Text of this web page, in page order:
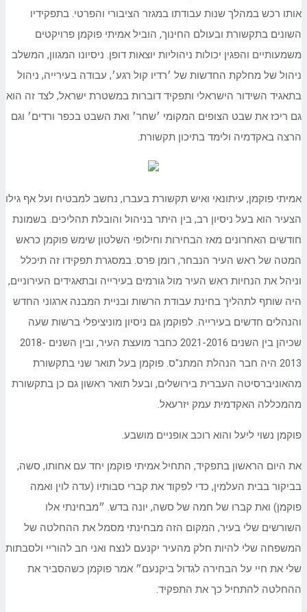
אותו רכש במהלך שנות עבודתו במגזר הציבורי והפרטי. בתפקידיו
השונים בתקשורת ובעולם החינוך, הוביל אמיתי פוקמן פרויקטים
משמעותיים והפגין יכולות ניהוליות יוצאות דופן. ניסיונו המגוון, המשלב
ניהול של מחלקת החדשות של ׳רדיו קול רגע׳, עבודה בעירייה, ניהול
בתאגיד השידור הישראלי ותפקיד דוברות במשטרת ישראל, לצד זה הוא
גם ריכז את שבט הצופים המקומי ׳שחר׳ ואת השבט בכפר ורדים׳ וגם
הרצה באקדמיה ולימד בתיכון תקשורת.
אמיתי פוקמן, עיתונאי ואיש תקשורת בעברו, נחשב למבטיח ועל אף גילו
הצעיר הוא בעל ניסיון רב, בין היתר בניהול והובלת תהליכים. בשמונת
חודשים האחרונים מאז הבחירות וחילופי השלטון שימש פוקמן כראש
המטה של ראש העיר הנבחר, רומן פרס. במסגרת תפקידו זה תיכלל
וניהל את הנחיות ראש העיר מול גורמים בעירייה ובתאגידים העירוניים,
היה שותף לתהליך בחינת עבודת הרשות ובניית המבנה ארגוני החדש
והנהלים חדשים בעירייה. לפוקמן גם ניסיון מוניציפלי ברשות שעה
שכיהן בין השנים 2021-2016 כחבר מועצת העיר, ובין השנים 2018-
2013 היה חבר הנהלת המתנ"ס. פוקמן בעל תואר שני בתקשורת
מהאוניברסיטה העברית בירושלים, ובעל תואר ראשון גם כן בתקשורת
מהמכללה האקדמית עמק יזרעאל.
פוקמן נשוי ליעל והוא רוכב אופניים מושבע.
את היום הראשון בתפקיד, התחיל אמיתי פוקמן יחד עם אחותו, סשה,
בביקור בבית העלמין, כדי לפקוד את קברי סבותיו (עדה לוין ואמה
פוקמן) ואת קברו של חמה של סשה, יונה בדש. ״מבחינתי אלו
השורשים שלי בעיר, המקום הזה מבחינתי מסמל את ההחלטה של
המשפחה שלי להיות חלק מהעיר יקנעם לנצח ואני חב להוריי ולסבתות
שלי את חיי על הבחירה לגדול ביקנעם״ אמר פוקמן כשהסביר את
ההחלטה להתחיל כך את התפקיד.